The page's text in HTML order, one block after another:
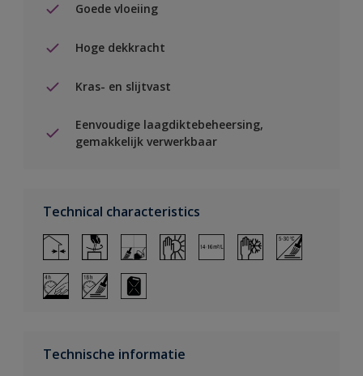
Goede vloeiing
Hoge dekkracht
Kras- en slijtvast
Eenvoudige laagdiktebeheersing,
gemakkelijk verwerkbaar
Technical characteristics
Technische informatie